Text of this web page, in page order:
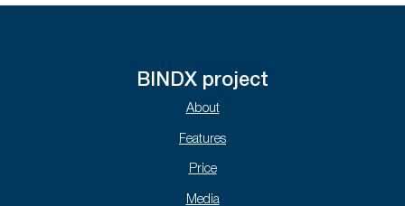
BINDX project
About
Features
Price
Media